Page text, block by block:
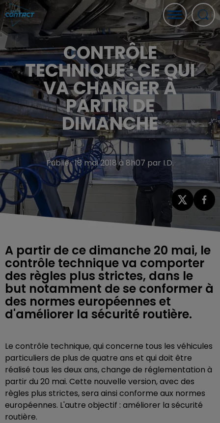
CONTRÔLE
TECHNIQUE : CE QUI
VA CHANGER À
PARTIR DE
DIMANCHE
Publié : 18 mai 2018 à 8h07 par I.D.
A partir de ce dimanche 20 mai, le
contrôle technique va comporter
des règles plus strictes, dans le
but notamment de se conformer à
des normes européennes et
d'améliorer la sécurité routière.
Le contrôle technique, qui concerne tous les véhicules
particuliers de plus de quatre ans et qui doit être
réalisé tous les deux ans, change de réglementation à
partir du 20 mai. Cette nouvelle version, avec des
règles plus strictes, sera ainsi conforme aux normes
européennes. L'autre objectif : améliorer la sécurité
routière.